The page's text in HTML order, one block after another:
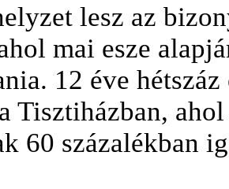
lesz az
mai esze
12 éve
Tisztiházban,
60 százalékban